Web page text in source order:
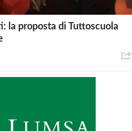
la proposta di Tuttoscuola